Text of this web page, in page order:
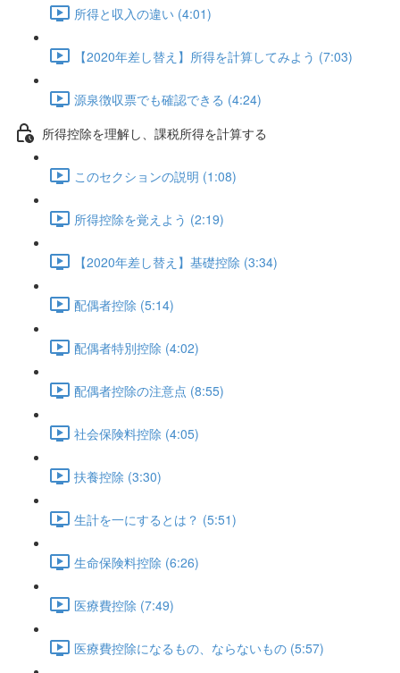
所得と収入の違い (4:01)
【2020年差し替え】所得を計算してみよう (7:03)
源泉徴収票でも確認できる (4:24)
所得控除を理解し、課税所得を計算する
このセクションの説明 (1:08)
所得控除を覚えよう (2:19)
【2020年差し替え】基礎控除 (3:34)
配偶者控除 (5:14)
配偶者特別控除 (4:02)
配偶者控除の注意点 (8:55)
社会保険料控除 (4:05)
扶養控除 (3:30)
生計を一にするとは？ (5:51)
生命保険料控除 (6:26)
医療費控除 (7:49)
医療費控除になるもの、ならないもの (5:57)